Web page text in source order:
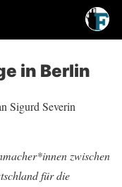
in Berlin
Sigurd Severin
zwischen
für die